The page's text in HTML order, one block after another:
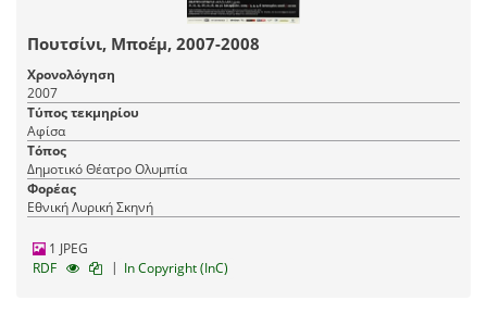
Πουτσίνι, Μποέμ, 2007-2008
Χρονολόγηση
2007
Τύπος τεκμηρίου
Αφίσα
Τόπος
Δημοτικό Θέατρο Ολυμπία
Φορέας
Εθνική Λυρική Σκηνή
1 JPEG
RDF
| In Copyright (InC)